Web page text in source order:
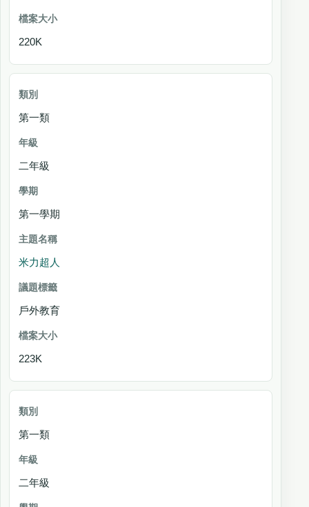
220K
第一類
二年級
第一學期
米力超人
戶外教育
223K
第一類
二年級